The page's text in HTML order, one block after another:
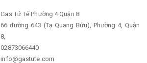
Gas Tử Tế Phường 4 Quận 8
66 đường 643 (Tạ Quang Bửu), Phường 4, Quận
8,
02873066440
info@gastute.com